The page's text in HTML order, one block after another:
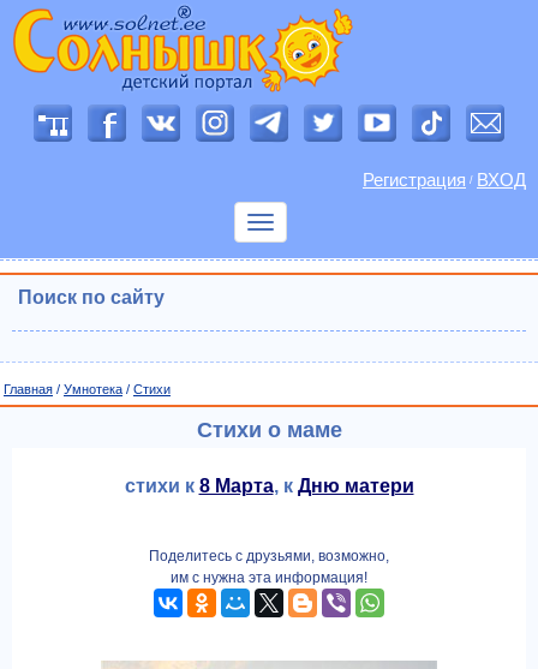
Регистрация / ВХОД
Показать
Поиск по сайту
Главная / Умнотека / Cтихи
Стихи о маме
стихи к 8 Марта, к Дню матери
Поделитесь с друзьями, возможно,
им с нужна эта информация!